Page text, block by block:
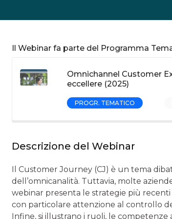
Il Webinar fa parte del Programma
Omnichannel Customer
eccellere (2025)
PROGR. TEMATICO
Descrizione del Webinar
Il Customer Journey (CJ) è un tema
dell’omnicanalità. Tuttavia, molte
webinar presenta le strategie più
con particolare attenzione al controllo
Infine, si illustrano i ruoli, le